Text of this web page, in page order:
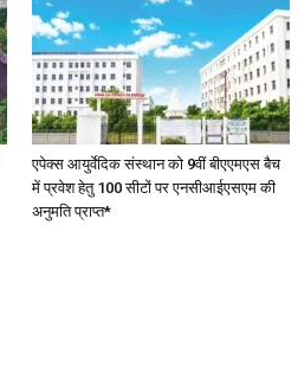
News
एपेक्स आयुर्वेदिक संस्थान को 9वीं बीएएमएस बैच
में प्रवेश हेतु 100 सीटों पर एनसीआईएसएम की
अनुमति प्राप्त*